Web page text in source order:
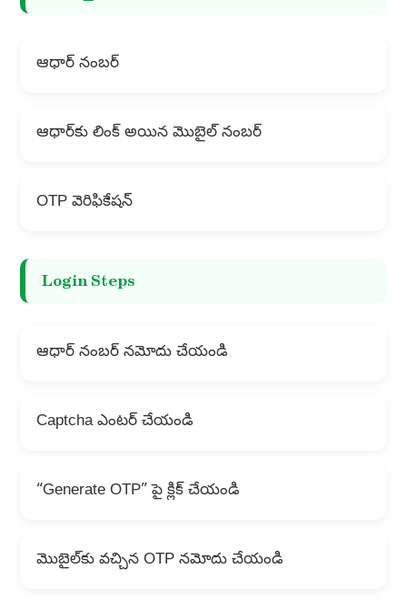
ఆధార్ నంబర్
ఆధార్‌కు లింక్ అయిన మొబైల్ నంబర్
OTP వెరిఫికేషన్
Login Steps
ఆధార్ నంబర్ నమోదు చేయండి
Captcha ఎంటర్ చేయండి
“Generate OTP” పై క్లిక్ చేయండి
మొబైల్‌కు వచ్చిన OTP నమోదు చేయండి